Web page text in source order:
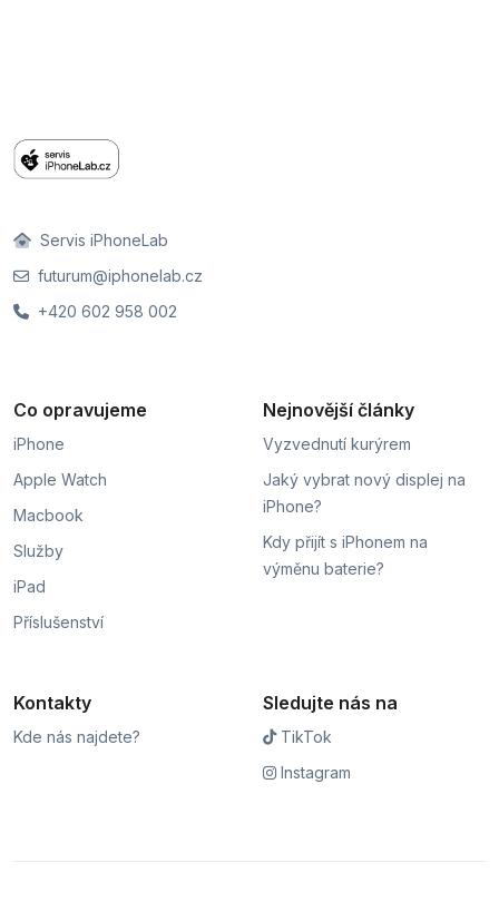
Servis iPhoneLab
futurum@iphonelab.cz
+420 602 958 002
Co opravujeme
iPhone
Apple Watch
Macbook
Služby
iPad
Příslušenství
Nejnovější články
Vyzvednutí kurýrem
Jaký vybrat nový displej na
iPhone?
Kdy přijít s iPhonem na
výměnu baterie?
Kontakty
Kde nás najdete?
Sledujte nás na
TikTok
Instagram